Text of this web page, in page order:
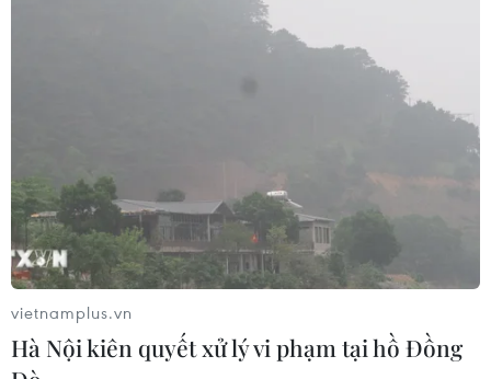
vietnamplus.vn
Hà Nội kiên quyết xử lý vi phạm tại hồ Đồng